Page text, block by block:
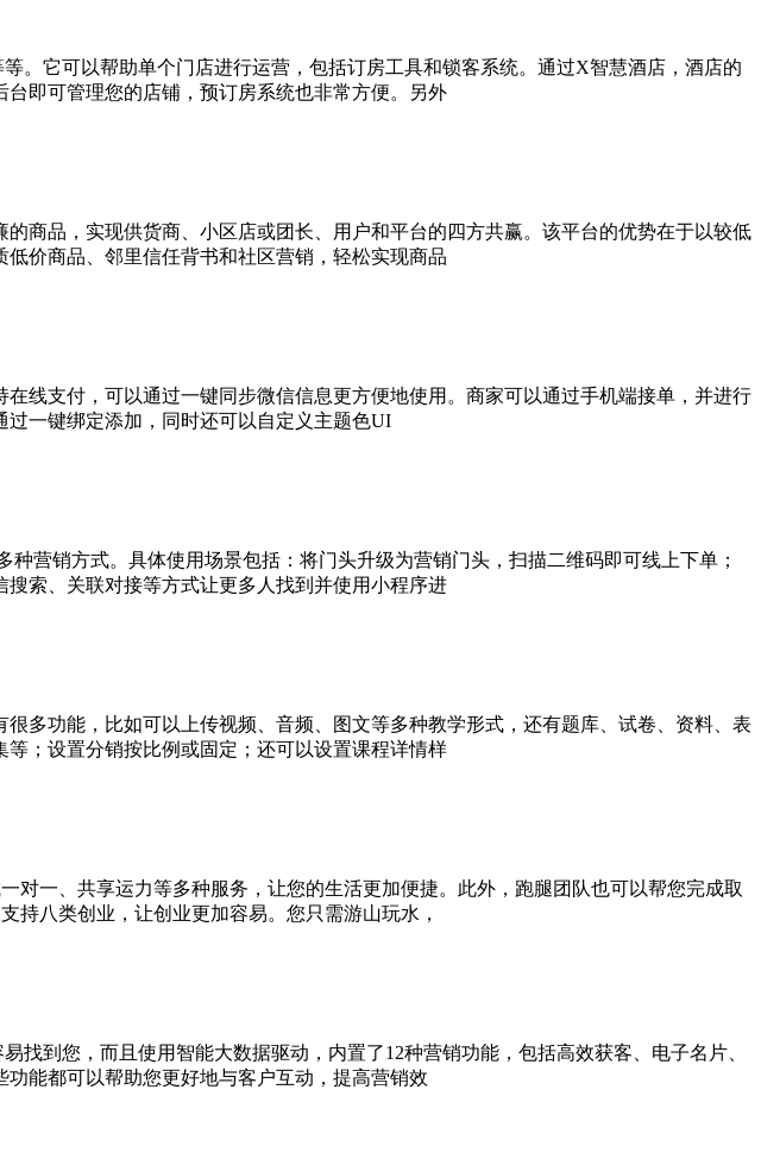
。它可以帮助单个门店进行运营，包括订房工具和锁客系统。通过X智慧酒店，酒店的
即可管理您的店铺，预订房系统也非常方便。另外
商品，实现供货商、小区店或团长、用户和平台的四方共赢。该平台的优势在于以较低
价商品、邻里信任背书和社区营销，轻松实现商品
线支付，可以通过一键同步微信信息更方便地使用。商家可以通过手机端接单，并进行
一键绑定添加，同时还可以自定义主题色UI
营销方式。具体使用场景包括：将门头升级为营销门头，扫描二维码即可线上下单；
索、关联对接等方式让更多人找到并使用小程序进
多功能，比如可以上传视频、音频、图文等多种教学形式，还有题库、试卷、资料、表
；设置分销按比例或固定；还可以设置课程详情样
一、共享运力等多种服务，让您的生活更加便捷。此外，跑腿团队也可以帮您完成取
持八类创业，让创业更加容易。您只需游山玩水，
到您，而且使用智能大数据驱动，内置了12种营销功能，包括高效获客、电子名片、
能都可以帮助您更好地与客户互动，提高营销效